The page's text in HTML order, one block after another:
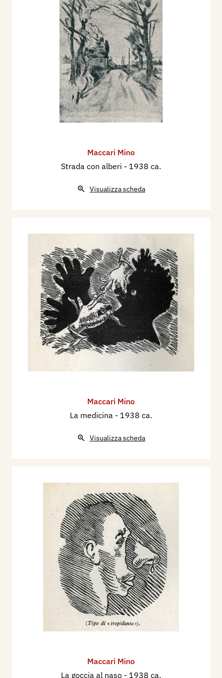
Maccari Mino
Strada con alberi - 1938 ca.
Visualizza scheda
Maccari Mino
La medicina - 1938 ca.
Visualizza scheda
Maccari Mino
La goccia al naso - 1938 ca.